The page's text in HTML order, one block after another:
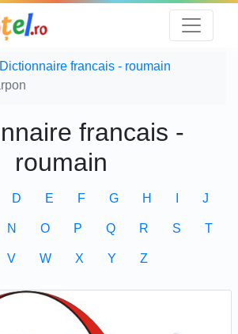
Dictionnaire francais - roumain
francais -
roumain
D E F G H J
N O P Q R S T
V W X Y Z